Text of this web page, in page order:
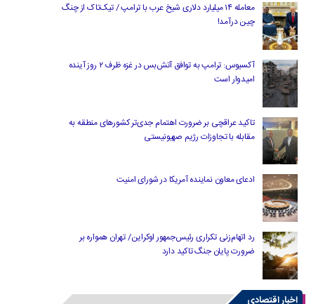
معامله ۱۴ میلیارد دلاری شیخ عرب با ترامپ / تیک‌تاک از چنگ
چین درآمد!
آکسیوس: ترامپ به توافق آتش‌بس در غزه ظرف ۲ روز آینده
امیدوار است
تاکید عراقچی بر ضرورت اهتمام جدی‌تر کشورهای منطقه به
مقابله با تجاوزات رژیم صهیونیستی
ادعای معاون نماینده آمریکا در شورای امنیت
رد اتهام‌زنی تکراری رئیس‌جمهور اوکراین/ تهران همواره بر
ضرورت پایان جنگ تاکید دارد
اخبار اقتصادی